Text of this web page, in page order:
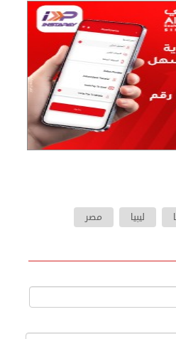
ليبيا مصر